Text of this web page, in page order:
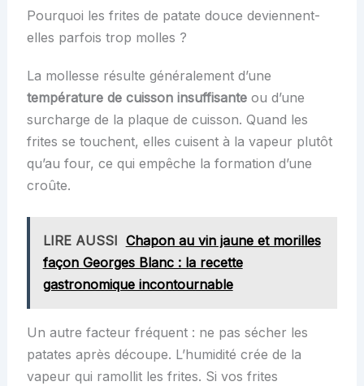
Pourquoi les frites de patate douce deviennent-
elles parfois trop molles ?
La mollesse résulte généralement d’une
température de cuisson insuffisanteou d’une
surcharge de la plaque de cuisson. Quand les
frites se touchent, elles cuisent à la vapeur plutôt
qu’au four, ce qui empêche la formation d’une
croûte.
LIRE AUSSI Chapon au vin jaune et morilles
façon Georges Blanc : la recette
gastronomique incontournable
Un autre facteur fréquent : ne pas sécher les
patates après découpe. L’humidité crée de la
vapeur qui ramollit les frites. Si vos frites